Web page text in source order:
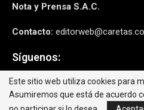
Nota y Prensa S.A.C.
Contacto:
Síguenos:
Este sitio web utiliza cookies para
Asumiremos que está de acuerdo